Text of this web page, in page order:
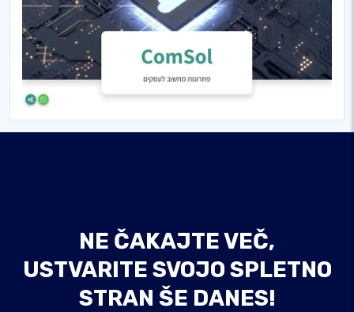
NE ČAKAJTE VEČ,
USTVARITE SVOJO SPLETNO
STRAN ŠE DANES!